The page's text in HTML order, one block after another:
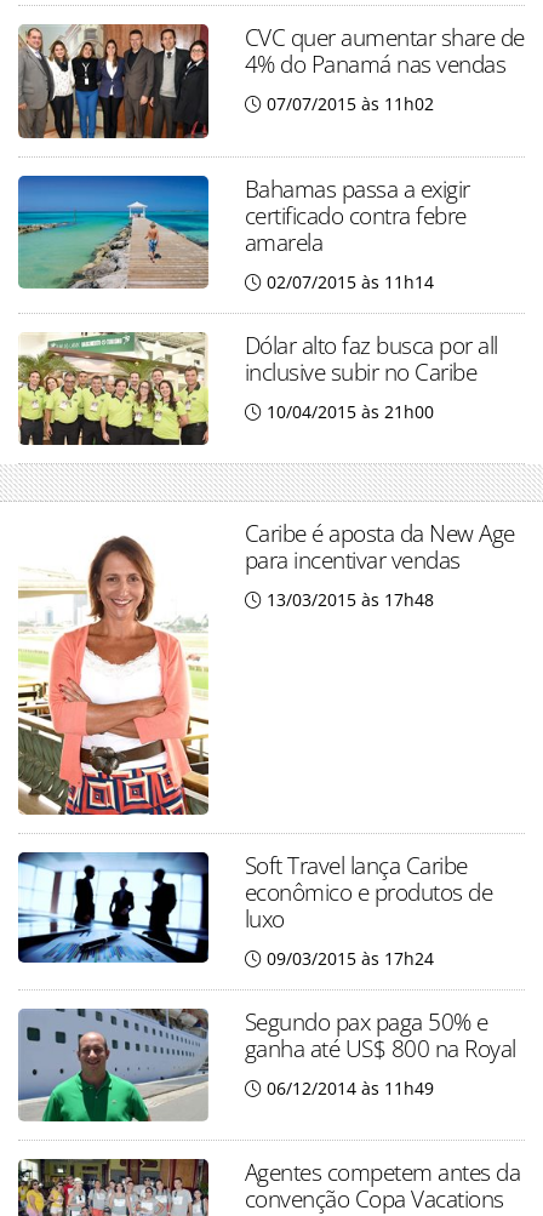
CVC quer aumentar share de
4% do Panamá nas vendas
07/07/2015 às 11h02
Bahamas passa a exigir
certificado contra febre
amarela
02/07/2015 às 11h14
Dólar alto faz busca por all
inclusive subir no Caribe
10/04/2015 às 21h00
Caribe é aposta da New Age
para incentivar vendas
13/03/2015 às 17h48
Soft Travel lança Caribe
econômico e produtos de
luxo
09/03/2015 às 17h24
Segundo pax paga 50% e
ganha até US$ 800 na Royal
06/12/2014 às 11h49
Agentes competem antes da
convenção Copa Vacations